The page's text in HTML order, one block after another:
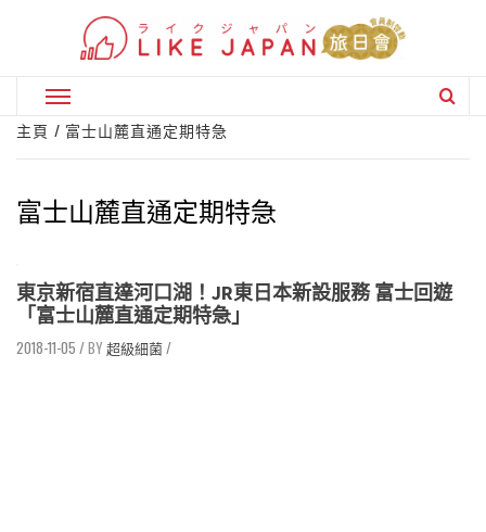
Primary
Menu
主頁 富士山麓直通定期特急
富士山麓直通定期特急
東京新宿直達河口湖！JR東日本新設服務 富士回遊
「富士山麓直通定期特急」
2018-11-05 / 超級細菌/